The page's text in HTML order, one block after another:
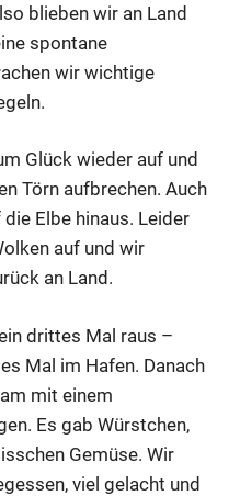
blieben wir an Land
spontane
wir wichtige
Glück wieder auf und
Törn aufbrechen. Auch
Elbe hinaus. Leider
auf und wir
an Land.
drittes Mal raus –
Mal im Hafen. Danach
mit einem
Es gab Würstchen,
Gemüse. Wir
viel gelacht und